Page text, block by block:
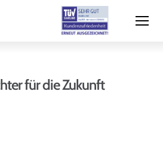
für die Zukunft